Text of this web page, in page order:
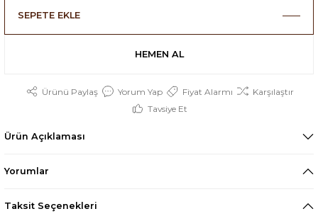
SEPETE EKLE
HEMEN AL
Ürünü Paylaş Yorum Yap Fiyat Alarmı
Karşılaştır
Tavsiye Et
Ürün Açıklaması
Yorumlar
Taksit Seçenekleri